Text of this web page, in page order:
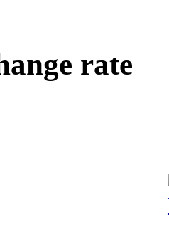
rate